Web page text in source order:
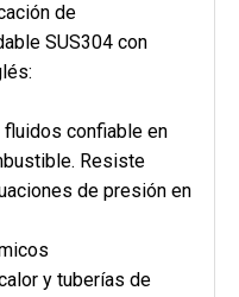
de
SUS304 con
fluidos confiable en
Resiste
de presión en
y tuberías de